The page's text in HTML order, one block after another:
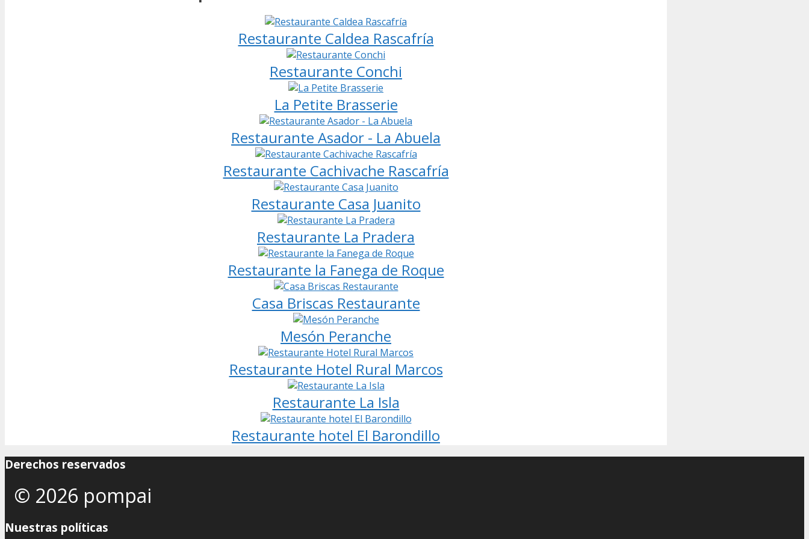
Restaurante Caldea Rascafría
Restaurante Conchi
La Petite Brasserie
Restaurante Asador - La Abuela
Restaurante Cachivache Rascafría
Restaurante Casa Juanito
Restaurante La Pradera
Restaurante la Fanega de Roque
Casa Briscas Restaurante
Mesón Peranche
Restaurante Hotel Rural Marcos
Restaurante La Isla
Restaurante hotel El Barondillo
Derechos reservados
© 2026 pompai
Nuestras políticas